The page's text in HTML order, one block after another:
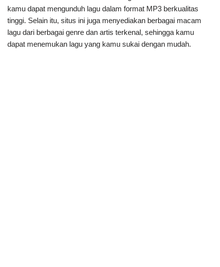
kamu dapat mengunduh lagu dalam format MP3 berkualitas
tinggi. Selain itu, situs ini juga menyediakan berbagai macam
lagu dari berbagai genre dan artis terkenal, sehingga kamu
dapat menemukan lagu yang kamu sukai dengan mudah.